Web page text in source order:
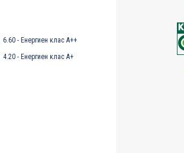
6.60 - Енергиен клас A++
4.20 - Енергиен клас А+